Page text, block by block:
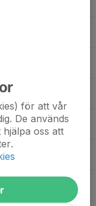
för att vår
De används
oss att